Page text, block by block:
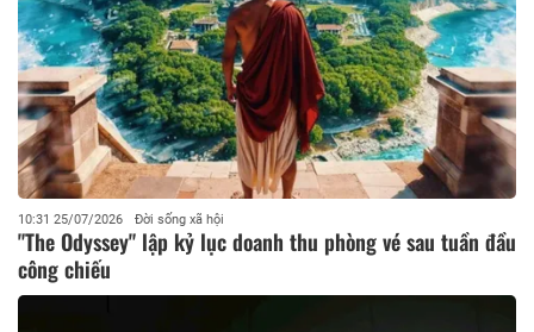
10:31 25/07/2026 Đời sống xã hội
"The Odyssey" lập kỷ lục doanh thu phòng vé sau tuần đầu
công chiếu